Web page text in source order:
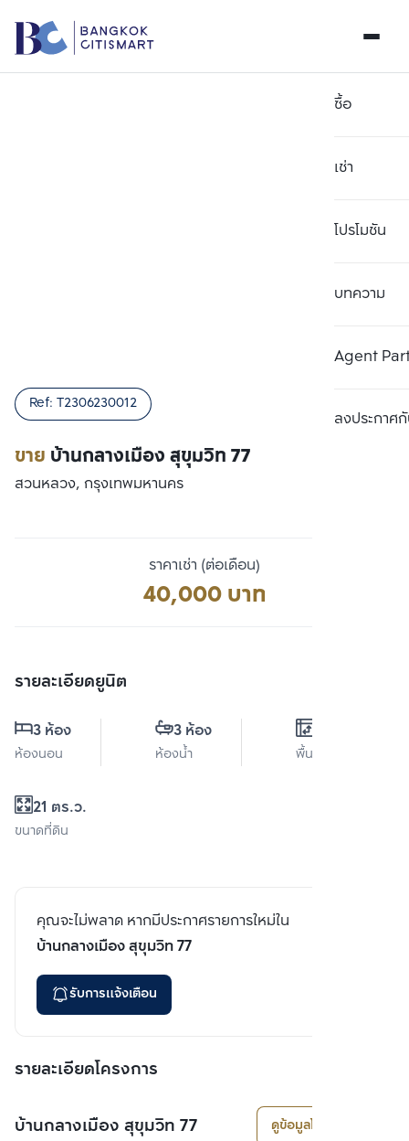
ซื้อ
เช่า
โปรโมชัน
บทความ
Agent
ลงประกาศกั
ขาย บ้านกลางเมือง สุขุมวิท 77
Ref: T2306230012
สวนหลวง, กรุงเทพมหานคร
ราคาเช่า (ต่อเดือน)
40,000 บาท
รายละเอียดยูนิต
3 ห้อง
ห้องนอน
3 ห้อง
ห้องน้ำ พื้นที่ใช้สอย
21 ตร.ว.
ขนาดที่ดิน
คุณจะไม่พลาด หากมีประกาศรายการใหม่ใน
บ้านกลางเมือง สุขุมวิท 77
รับการแจ้งเตือน
รายละเอียดโครงการ
บ้านกลางเมือง สุขุมวิท 77 ดูข้อมูลโครงการ
เปรียบเทียบ